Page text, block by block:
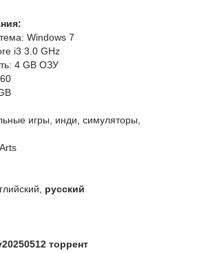
Windows 7
i3 3.0 GHz
4 GB ОЗУ
игры, инди, симуляторы,
русский
торрент